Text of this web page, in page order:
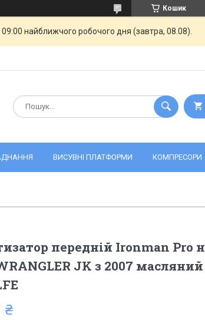
Кошик
найближчого робочого дня (завтра, 08.08).
ВИСУВНІ ПЛАТФОРМИ КОМПРЕСОРИ
передній Ironman Pro
JK з 2007 масляний
₴